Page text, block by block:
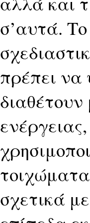
σ’αυτά.
πρέπει να
σχετικά